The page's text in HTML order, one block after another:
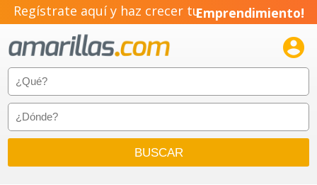
Regístrate aquí y haz crecer tuEmprendimiento!
